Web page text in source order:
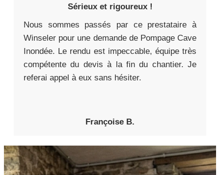
Sérieux et rigoureux !
Nous sommes passés par ce prestataire à
Winseler pour une demande de Pompage Cave
Inondée. Le rendu est impeccable, équipe très
compétente du devis à la fin du chantier. Je
referai appel à eux sans hésiter.
Françoise B.